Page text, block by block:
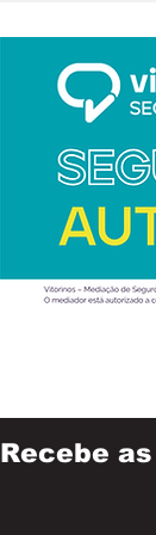
Recebe